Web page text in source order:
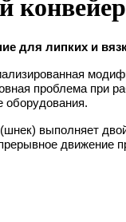
для липких и
проблема при
оборудования.
выполняет